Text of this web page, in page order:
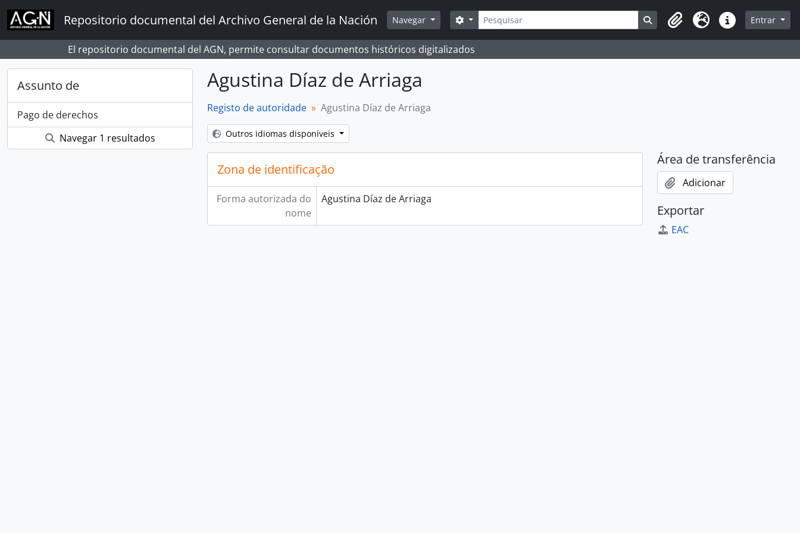
Skip to main content
Repositorio documental del Archivo General de la Nación Navegar Pesquisar
Opções de busca Busque na página de navegação
Área de transferência
Idioma Ligações rápidas
Entrar
El repositorio documental del AGN, permite consultar documentos históricos digitalizados
Assunto de
Pago de derechos
Navegar 1 resultados
Agustina Díaz de Arriaga
Registo de autoridade Agustina Díaz de Arriaga
Outros idiomas disponíveis
Zona de identificação
Forma autorizada do
nome
Agustina Díaz de Arriaga
Área de transferência
Adicionar
Exportar
EAC